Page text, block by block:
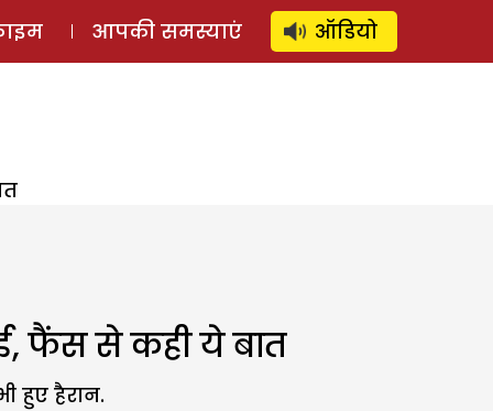
लॉग इन ⚲ SUBSCRIBE
आपकी समस्याएं ऑडियो
फैंस से कही ये बात
हुए हैरान.